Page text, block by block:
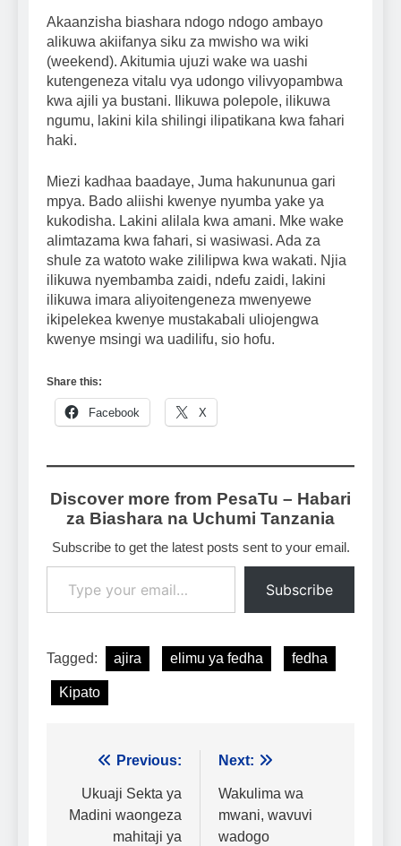
Akaanzisha biashara ndogo ndogo ambayo
alikuwa akiifanya siku za mwisho wa wiki
(weekend). Akitumia ujuzi wake wa uashi
kutengeneza vitalu vya udongo vilivyopambwa
kwa ajili ya bustani. Ilikuwa polepole, ilikuwa
ngumu, lakini kila shilingi ilipatikana kwa fahari
haki.
Miezi kadhaa baadaye, Juma hakununua gari
mpya. Bado aliishi kwenye nyumba yake ya
kukodisha. Lakini alilala kwa amani. Mke wake
alimtazama kwa fahari, si wasiwasi. Ada za
shule za watoto wake zililipwa kwa wakati. Njia
ilikuwa nyembamba zaidi, ndefu zaidi, lakini
ilikuwa imara aliyoitengeneza mwenyewe
ikipelekea kwenye mustakabali uliojengwa
kwenye msingi wa uadilifu, sio hofu.
Share this:
Facebook X
Discover more from PesaTu – Habari
za Biashara na Uchumi Tanzania
Subscribe to get the latest posts sent to your email.
Type your email…
Subscribe
Tagged: ajira elimu ya fedha fedha
Kipato
Urambazaji
wa
chapisho
Previous:
Ukuaji Sekta ya
Madini waongeza
mahitaji ya
Next:
Wakulima wa
mwani, wavuvi
wadogo